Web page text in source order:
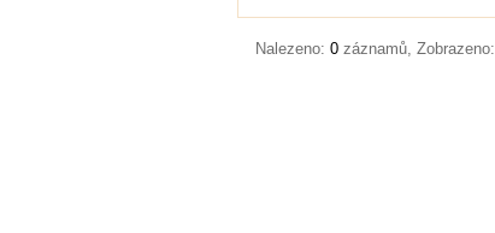
Nalezeno: 0 záznamů, Zobrazeno: